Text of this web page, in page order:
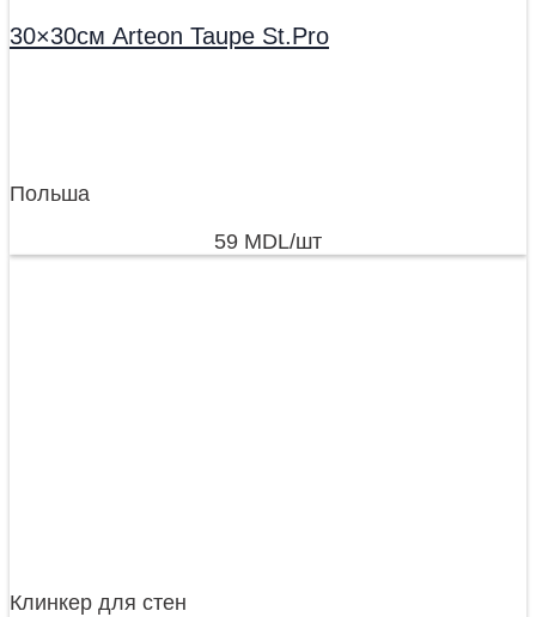
30×30см Arteon Taupe St.Pro
Польша
59 MDL/шт
Клинкер для стен